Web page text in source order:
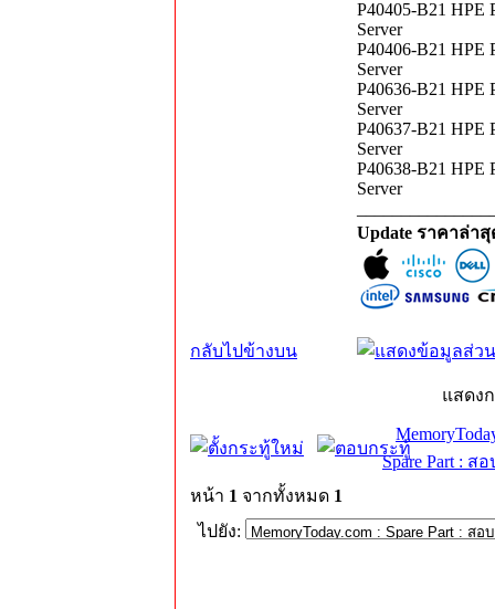
P40405-B21 HPE
Server
P40406-B21 HPE
Server
P40636-B21 HPE
Server
P40637-B21 HPE
Server
P40638-B21 HPE
Server
Update ราคาล่า
กลับไปข้างบน
แสดง
Spare Part : ส
หน้า 1 จากทั้งหมด 1
ไปยัง: